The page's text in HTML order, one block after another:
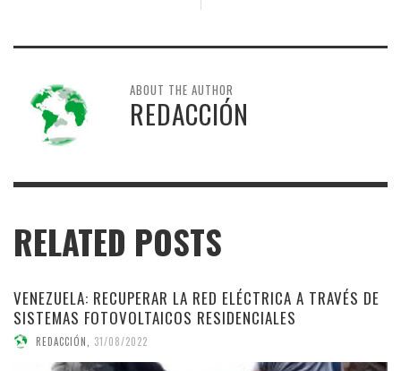
ABOUT THE AUTHOR
REDACCIÓN
RELATED POSTS
VENEZUELA: RECUPERAR LA RED ELÉCTRICA A TRAVÉS DE
SISTEMAS FOTOVOLTAICOS RESIDENCIALES
REDACCIÓN 31/08/2022